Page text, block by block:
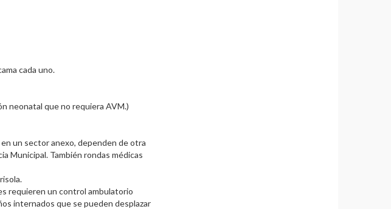
con una cama cada uno.
neonatal que no requiera AVM.)
un sector anexo, dependen de otra
Municipal. También rondas médicas
requieren un control ambulatorio
internados que se pueden desplazar